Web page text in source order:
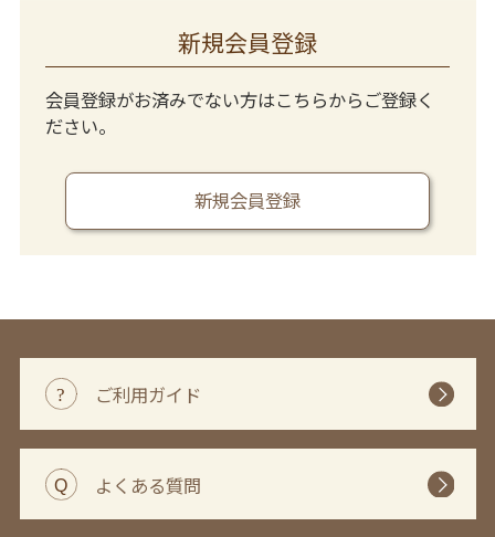
新規会員登録
会員登録がお済みでない方はこちらからご登録く
ださい。
新規会員登録
ご利用ガイド
よくある質問